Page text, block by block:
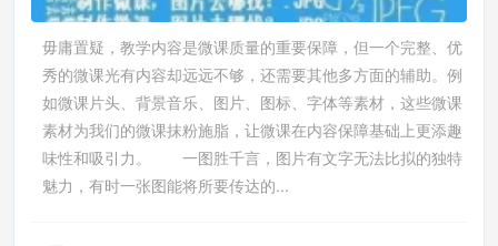
毋庸置疑，教学内容是微课质量的重要保障，但一个完整、优
秀的微课光有内容却远远不够，还需要其他多方面的辅助。例
如微课片头、背景音乐、图片、图标、字体等素材，这些微课
素材为我们的微课抹粉施脂，让微课在内容保障基础上更添趣
味性和吸引力。 一图胜千言，图片有文字无法比拟的独特
魅力，有时一张图能将所要传达的...